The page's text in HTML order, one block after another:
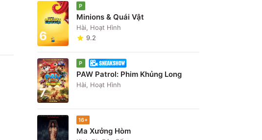
6
P
Minions & Quái Vật
Hài, Hoạt Hình
9.2
7
P
PAW Patrol: Phim Khủng Long
Hài, Hoạt Hình
16+
Ma Xưởng Hòm